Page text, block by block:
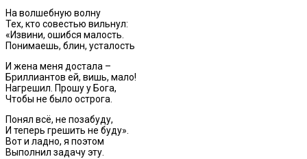
На волшебную волну
Тех, кто совестью вильнул:
«Извини, ошибся малость.
Понимаешь, блин, усталость
И жена меня достала –
Бриллиантов ей, вишь, мало!
Нагрешил. Прошу у Бога,
Чтобы не было острога.
Понял всё, не позабуду,
И теперь грешить не буду».
Вот и ладно, я поэтом
Выполнил задачу эту.